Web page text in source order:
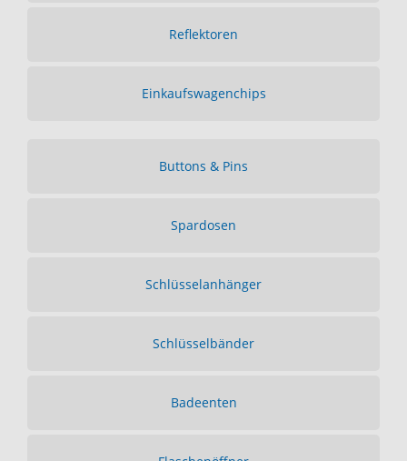
Reflektoren
Einkaufswagenchips
Buttons & Pins
Spardosen
Schlüsselanhänger
Schlüsselbänder
Badeenten